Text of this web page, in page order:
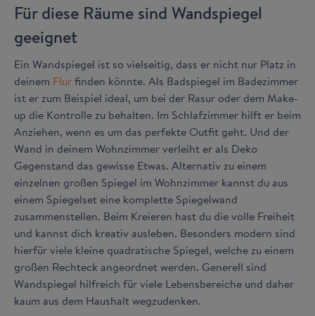
Für diese Räume sind Wandspiegel
geeignet
Ein Wandspiegel ist so vielseitig, dass er nicht nur Platz in
deinem Flurfinden könnte. Als Badspiegel im Badezimmer
ist er zum Beispiel ideal, um bei der Rasur oder dem Make-
up die Kontrolle zu behalten. Im Schlafzimmer hilft er beim
Anziehen, wenn es um das perfekte Outfit geht. Und der
Wand in deinem Wohnzimmer verleiht er als Deko
Gegenstand das gewisse Etwas. Alternativ zu einem
einzelnen großen Spiegel im Wohnzimmer kannst du aus
einem Spiegelset eine komplette Spiegelwand
zusammenstellen. Beim Kreieren hast du die volle Freiheit
und kannst dich kreativ ausleben. Besonders modern sind
hierfür viele kleine quadratische Spiegel, welche zu einem
großen Rechteck angeordnet werden. Generell sind
Wandspiegel hilfreich für viele Lebensbereiche und daher
kaum aus dem Haushalt wegzudenken.